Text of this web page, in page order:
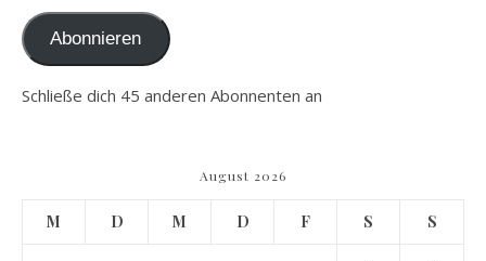
Abonnieren
Schließe dich 45 anderen Abonnenten an
August 2026
M D M D F S S